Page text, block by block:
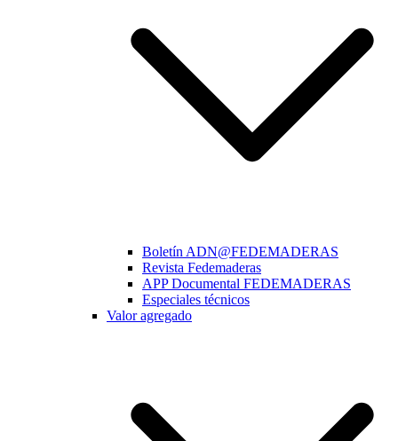
Boletín ADN@FEDEMADERAS
Revista Fedemaderas
APP Documental FEDEMADERAS
Especiales técnicos
Valor agregado